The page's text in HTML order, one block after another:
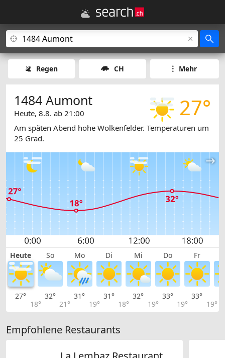
Regen CH Mehr
27°
1484 Aumont
Heute, 8.8. ab 21:00
Am späten Abend hohe Wolkenfelder. Temperaturen um
25 Grad.
Heute So Mo Di Mi Do Fr
27°
18°
32°
21°
31°
19°
31°
18°
32°
19°
33°
19°
33°
19°
Empfohlene Restaurants